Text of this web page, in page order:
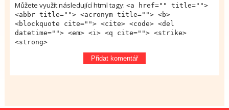
Můžete využít následující html tagy: <a href="" title="">
<abbr title=""> <acronym title=""> <b>
<blockquote cite=""> <cite> <code> <del
datetime=""> <em> <i> <q cite=""> <strike>
<strong>